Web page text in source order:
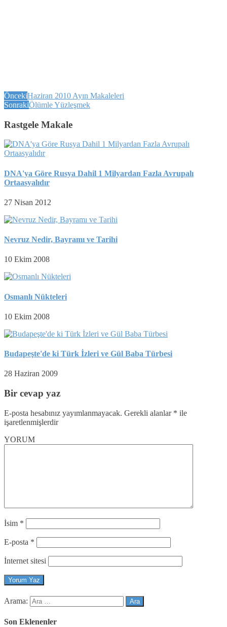
ÖncekiHaziran 2010 Ayın Makaleleri
SonrakiÖlümle Yüzleşmek
Rastgele Makale
DNA'ya Göre Rusya Dahil 1 Milyardan Fazla Avrupalı
Ortaasyalıdır
27 Nisan 2012
Nevruz Nedir, Bayramı ve Tarihi
10 Ekim 2008
Osmanlı Nükteleri
10 Ekim 2008
Budapeşte'de ki Türk İzleri ve Gül Baba Türbesi
28 Haziran 2009
Bir cevap yaz
E-posta hesabınız yayımlanmayacak. Gerekli alanlar * ile
işaretlenmişlerdir
YORUM
İsim *
E-posta *
İnternet sitesi
Arama:
Son Eklenenler